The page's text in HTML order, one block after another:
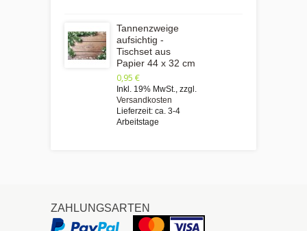
Tannenzweige
aufsichtig -
Tischset aus
Papier 44 x 32 cm
0,95 €
Inkl. 19% MwSt. zzgl.
Versandkosten
Lieferzeit: ca. 3-4
Arbeitstage
ZAHLUNGSARTEN